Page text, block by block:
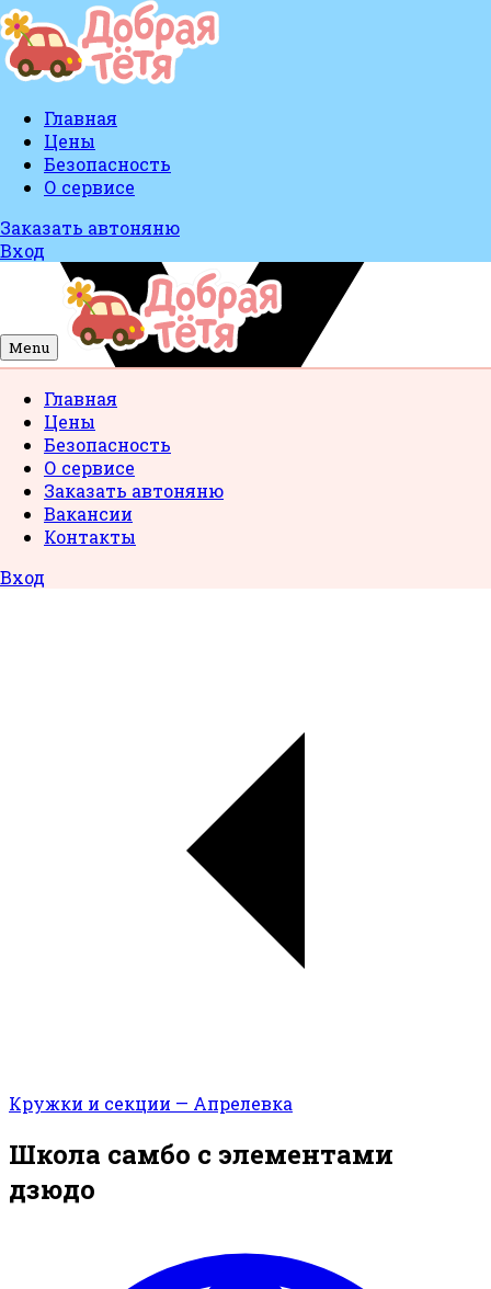
Главная
Цены
Безопасность
О сервисе
Заказать автоняню
Вход
Menu
Главная
Цены
Безопасность
О сервисе
Заказать автоняню
Вакансии
Контакты
Вход
Кружки и секции — Апрелевка
Школа самбо с элементами
дзюдо